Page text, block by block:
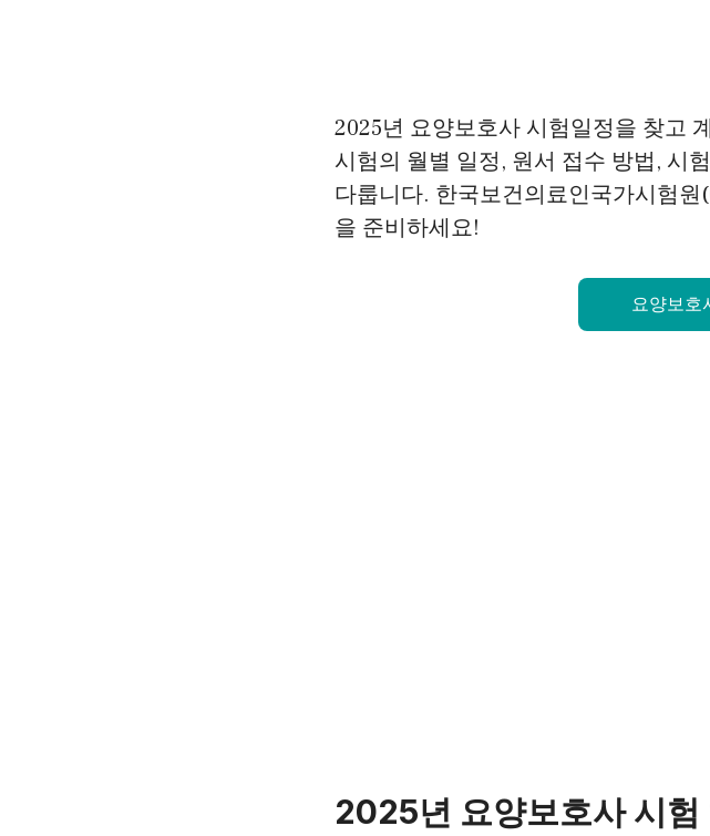
2025년 요양보호사 시험일정을 찾고
시험의 월별 일정, 원서 접수 방법, 시
다룹니다. 한국보건의료인국가시험
을 준비하세요!
요양보호
2025년 요양보호사 시험